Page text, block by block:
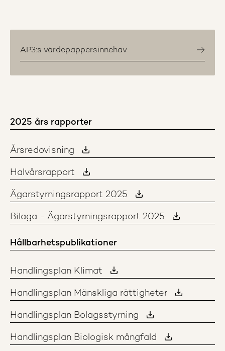
AP3:s värdepappersinnehav
2025 års rapporter
Årsredovisning
Halvårsrapport
Ägarstyrningsrapport 2025
Bilaga - Ägarstyrningsrapport 2025
Hållbarhetspublikationer
Handlingsplan Klimat
Handlingsplan Mänskliga rättigheter
Handlingsplan Bolagsstyrning
Handlingsplan Biologisk mångfald